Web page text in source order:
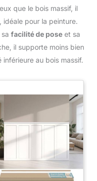
que le bois massif, il
idéale pour la peinture.
facilité de pose et sa
il supporte moins bien
au bois massif.